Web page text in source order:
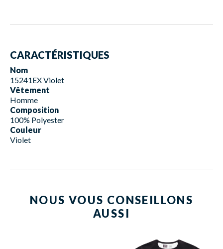
CARACTÉRISTIQUES
Nom
15241EX Violet
Vêtement
Homme
Composition
100% Polyester
Couleur
Violet
NOUS VOUS CONSEILLONS
AUSSI